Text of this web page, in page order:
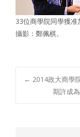
33位商學院同學獲准
攝影：鄭佩棋。
Post
← 2014政大商學
期許成